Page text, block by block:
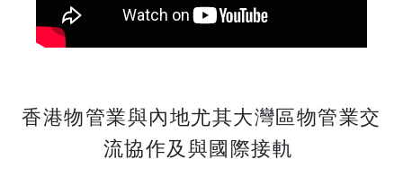
香港物管業與內地尤其大灣區物管業交
流協作及與國際接軌